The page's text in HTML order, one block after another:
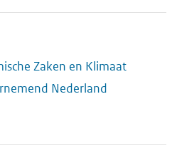
Zaken en Klimaat
Nederland